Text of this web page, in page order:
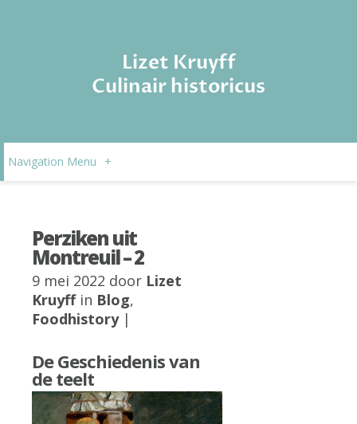
Lizet Kruyff
Culinair historicus
Navigation Menu +
Perziken uit
Montreuil – 2
9 mei 2022 door Lizet
Kruyffin Blog,
Foodhistory|
De Geschiedenis van
de teelt